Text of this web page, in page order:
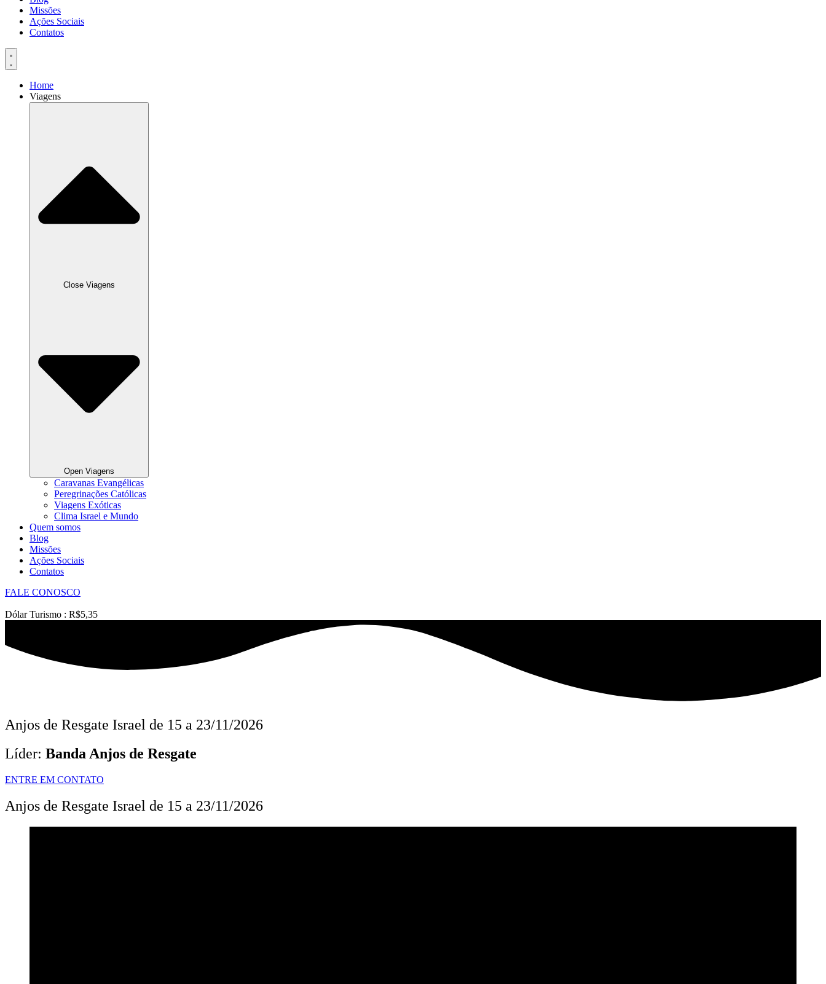
Missões
Ações Sociais
Contatos
Home
Viagens
Close Viagens
Open Viagens
Caravanas Evangélicas
Peregrinações Católicas
Viagens Exóticas
Clima Israel e Mundo
Quem somos
Blog
Missões
Ações Sociais
Contatos
FALE CONOSCO
Dólar Turismo : R$5,35
Anjos de Resgate Israel de 15 a 23/11/2026
Líder: Banda Anjos de Resgate
ENTRE EM CONTATO
Anjos de Resgate Israel de 15 a 23/11/2026